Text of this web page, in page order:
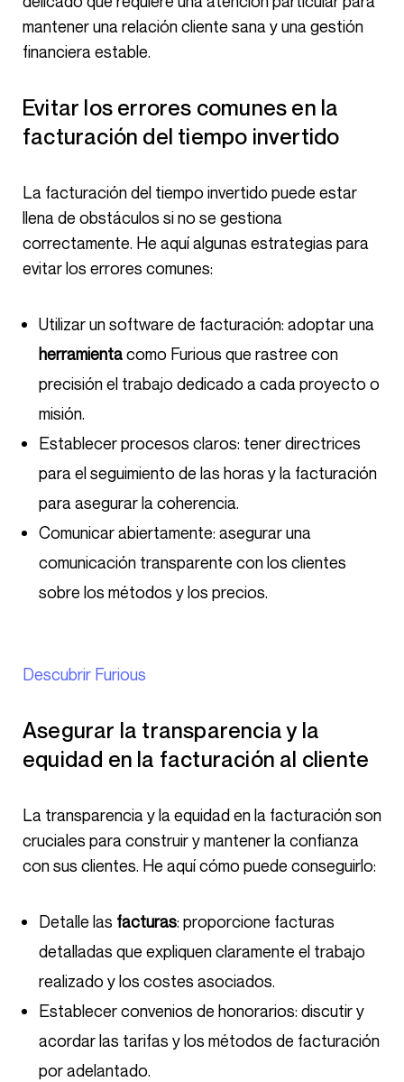
mantener una relación cliente sana y una gestión
financiera estable.
Evitar los errores comunes en la
facturación del tiempo invertido
La facturación del tiempo invertido puede estar
llena de obstáculos si no se gestiona
correctamente. He aquí algunas estrategias para
evitar los errores comunes:
Utilizar un software de facturación: adoptar una
herramientacomo Furious que rastree con
precisión el trabajo dedicado a cada proyecto o
misión.
Establecer procesos claros: tener directrices
para el seguimiento de las horas y la facturación
para asegurar la coherencia.
Comunicar abiertamente: asegurar una
comunicación transparente con los clientes
sobre los métodos y los precios.
Descubrir Furious
Asegurar la transparencia y la
equidad en la facturación al cliente
La transparencia y la equidad en la facturación son
cruciales para construir y mantener la confianza
con sus clientes. He aquí cómo puede conseguirlo:
Detalle las facturas: proporcione facturas
detalladas que expliquen claramente el trabajo
realizado y los costes asociados.
Establecer convenios de honorarios: discutir y
acordar las tarifas y los métodos de facturación
por adelantado.